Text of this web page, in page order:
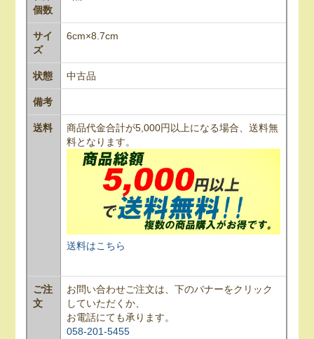
個数
サイ
ズ
6cm×8.7cm
状態 中古品
備考
送料
商品代金合計が5,000円以上になる場合、送料無
料となります。
送料はこちら
ご注
文
お問い合わせご注文は、下のバナーをクリック
していただくか、
お電話にても承ります。
058-201-5455